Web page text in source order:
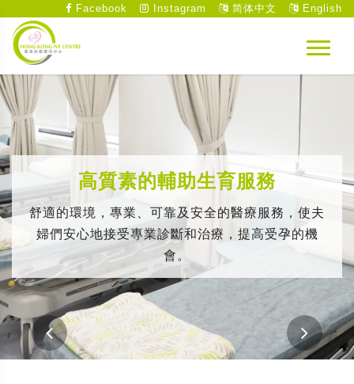
Facebook Instagram 简体中文 English
高質素的輔助生育服務
舒適的環境，專業、可靠及安全的醫療服務，使夫
婦們安心地接受專業診斷和治療，提高受孕的機
會。